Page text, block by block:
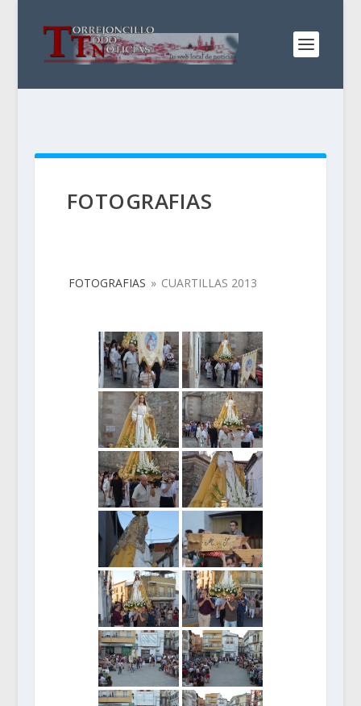
FOTOGRAFIAS
FOTOGRAFIAS » CUARTILLAS 2013